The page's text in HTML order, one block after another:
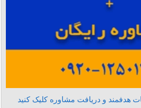
هدفمند و دریافت مشاوره کلیک کنید